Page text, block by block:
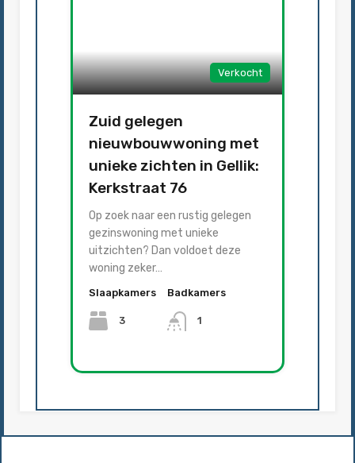
Verkocht
Zuid gelegen
nieuwbouwwoning met
unieke zichten in Gellik:
Kerkstraat 76
Op zoek naar een rustig gelegen
gezinswoning met unieke
uitzichten? Dan voldoet deze
woning zeker…
Slaapkamers
3
Badkamers
1